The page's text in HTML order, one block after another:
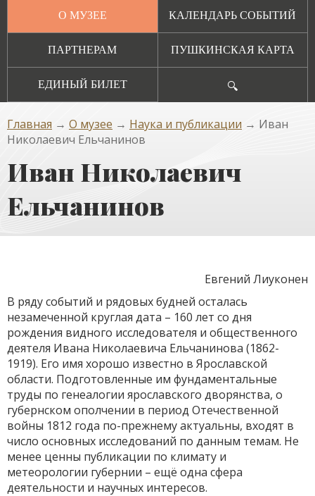
О МУЗЕЕ КАЛЕНДАРЬ СОБЫТИЙ
ПАРТНЕРАМ ПУШКИНСКАЯ КАРТА
ЕДИНЫЙ БИЛЕТ 🔍
Главная → О музее → Наука и публикации → Иван
Николаевич Ельчанинов
Иван Николаевич
Ельчанинов
Евгений Лиуконен
В ряду событий и рядовых будней осталась
незамеченной круглая дата – 160 лет со дня
рождения видного исследователя и общественного
деятеля Ивана Николаевича Ельчанинова (1862-
1919). Его имя хорошо известно в Ярославской
области. Подготовленные им фундаментальные
труды по генеалогии ярославского дворянства, о
губернском ополчении в период Отечественной
войны 1812 года по-прежнему актуальны, входят в
число основных исследований по данным темам. Не
менее ценны публикации по климату и
метеорологии губернии – ещё одна сфера
деятельности и научных интересов.